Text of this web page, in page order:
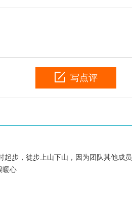
写点评
步，徒步上山下山，因为团队其他成员
暖心